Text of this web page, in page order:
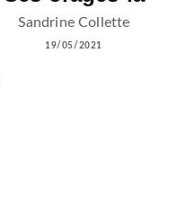
Sandrine Collette
19/05/2021